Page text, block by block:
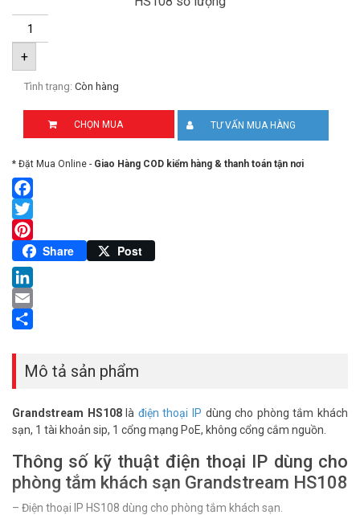
+
Tình trạng: Còn hàng
CHỌN MUA TƯ VẤN MUA HÀNG
* Đặt Mua Online - Giao Hàng COD kiểm hàng & thanh toán tận nơi
Facebook
Twitter
Pinterest
Share Post
LinkedIn
Email
Mô tả sản phẩm
Grandstream HS108là điện thoại IP dùng cho phòng tắm khách
sạn, 1 tài khoản sip, 1 cổng mạng PoE, không cổng cắm nguồn.
Thông số kỹ thuật điện thoại IP dùng cho
phòng tắm khách sạn Grandstream HS108
– Điện thoại IP HS108 dùng cho phòng tắm khách sạn.